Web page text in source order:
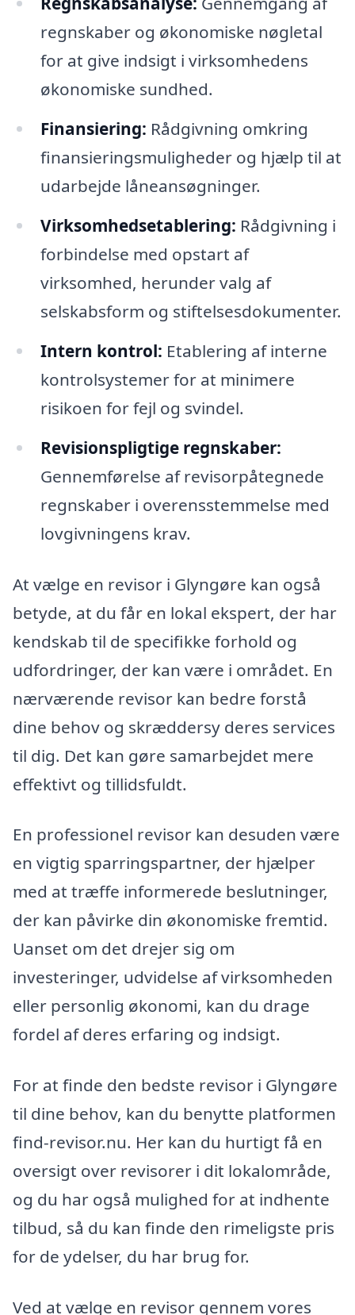
regnskaber og økonomiske nøgletal
for at give indsigt i virksomhedens
økonomiske sundhed.
Finansiering: Rådgivning omkring
finansieringsmuligheder og hjælp til at
udarbejde låneansøgninger.
Virksomhedsetablering: Rådgivning i
forbindelse med opstart af
virksomhed, herunder valg af
selskabsform og stiftelsesdokumenter.
Intern kontrol: Etablering af interne
kontrolsystemer for at minimere
risikoen for fejl og svindel.
Revisionspligtige regnskaber:
Gennemførelse af revisorpåtegnede
regnskaber i overensstemmelse med
lovgivningens krav.
At vælge en revisor i Glyngøre kan også
betyde, at du får en lokal ekspert, der har
kendskab til de specifikke forhold og
udfordringer, der kan være i området. En
nærværende revisor kan bedre forstå
dine behov og skræddersy deres services
til dig. Det kan gøre samarbejdet mere
effektivt og tillidsfuldt.
En professionel revisor kan desuden være
en vigtig sparringspartner, der hjælper
med at træffe informerede beslutninger,
der kan påvirke din økonomiske fremtid.
Uanset om det drejer sig om
investeringer, udvidelse af virksomheden
eller personlig økonomi, kan du drage
fordel af deres erfaring og indsigt.
For at finde den bedste revisor i Glyngøre
til dine behov, kan du benytte platformen
find-revisor.nu. Her kan du hurtigt få en
oversigt over revisorer i dit lokalområde,
og du har også mulighed for at indhente
tilbud, så du kan finde den rimeligste pris
for de ydelser, du har brug for.
Ved at vælge en revisor gennem vores